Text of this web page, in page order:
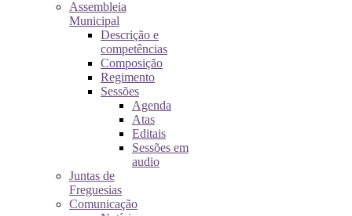
Assembleia
Municipal
Descrição e
competências
Composição
Regimento
Sessões
Agenda
Atas
Editais
Sessões em
audio
Juntas de
Freguesias
Comunicação